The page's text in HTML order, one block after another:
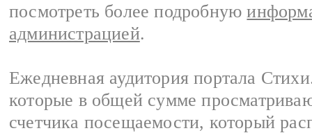
посмотреть более подробную
администрацией.
Ежедневная аудитория портала
которые в общей сумме
счетчика посещаемости, который